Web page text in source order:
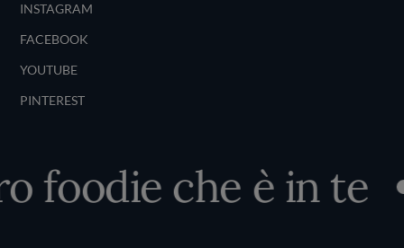
INSTAGRAM
FACEBOOK
YOUTUBE
PINTEREST
foodie che è in te